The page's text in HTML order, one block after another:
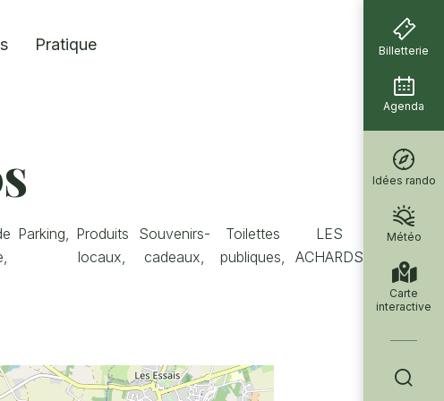
Billetterie
Agenda
Idées rando
Météo
Carte
interactive
Pratique
Parking, Produits
locaux,
Souvenirs-
cadeaux,
Toilettes
publiques,
LES
ACHARDS